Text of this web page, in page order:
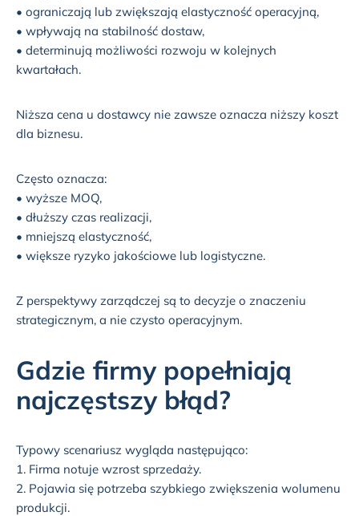
• ograniczają lub zwiększają elastyczność operacyjną,
• wpływają na stabilność dostaw,
• determinują możliwości rozwoju w kolejnych
kwartałach.
Niższa cena u dostawcy nie zawsze oznacza niższy koszt
dla biznesu.
Często oznacza:
• wyższe MOQ,
• dłuższy czas realizacji,
• mniejszą elastyczność,
• większe ryzyko jakościowe lub logistyczne.
Z perspektywy zarządczej są to decyzje o znaczeniu
strategicznym, a nie czysto operacyjnym.
Gdzie firmy popełniają
najczęstszy błąd?
Typowy scenariusz wygląda następująco:
1. Firma notuje wzrost sprzedaży.
2. Pojawia się potrzeba szybkiego zwiększenia wolumenu
produkcji.